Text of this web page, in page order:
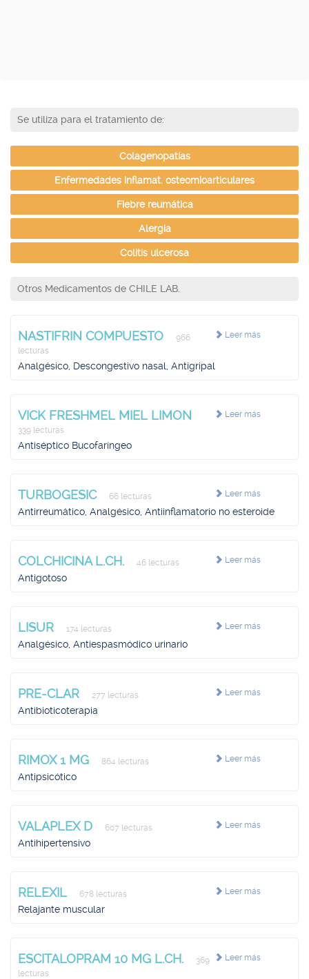
Se utiliza para el tratamiento de:
Colagenopatías
Enfermedades inflamat. osteomioarticulares
Fiebre reumática
Alergia
Colitis ulcerosa
Otros Medicamentos de CHILE LAB.
Leer más
NASTIFRIN COMPUESTO
966
lecturas
Analgésico, Descongestivo nasal, Antigripal
Leer más
VICK FRESHMEL MIEL LIMON
339 lecturas
Antiséptico Bucofaríngeo
Leer más
TURBOGESIC 66 lecturas
Antirreumático, Analgésico, Antiinflamatorio no esteroide
Leer más
COLCHICINA L.CH. 46 lecturas
Antigotoso
Leer más
LISUR 174 lecturas
Analgésico, Antiespasmódico urinario
Leer más
PRE-CLAR 277 lecturas
Antibioticoterapia
Leer más
RIMOX 1 MG 864 lecturas
Antipsicótico
Leer más
VALAPLEX D 607 lecturas
Antihipertensivo
Leer más
RELEXIL 678 lecturas
Relajante muscular
Leer más
ESCITALOPRAM 10 MG L.CH.
369
lecturas